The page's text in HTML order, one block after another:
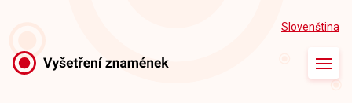
Slovenština